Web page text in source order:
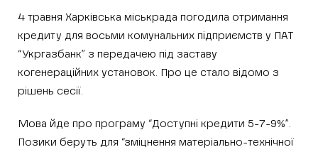
4 травня Харківська міськрада погодила отримання
кредиту для восьми комунальних підприємств у ПАТ
“Укргазбанк” з передачею під заставу
когенераційних установок. Про це стало відомо з
рішень сесії.
Мова йде про програму “Доступні кредити 5-7-9%”.
Позики беруть для “зміцнення матеріально-технічної